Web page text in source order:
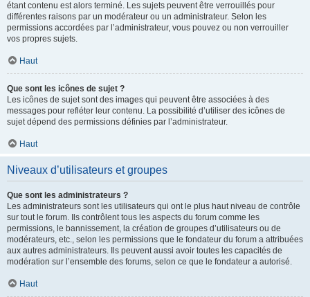
étant contenu est alors terminé. Les sujets peuvent être verrouillés pour
différentes raisons par un modérateur ou un administrateur. Selon les
permissions accordées par l’administrateur, vous pouvez ou non verrouiller
vos propres sujets.
Haut
Que sont les icônes de sujet ?
Les icônes de sujet sont des images qui peuvent être associées à des
messages pour refléter leur contenu. La possibilité d’utiliser des icônes de
sujet dépend des permissions définies par l’administrateur.
Haut
Niveaux d’utilisateurs et groupes
Que sont les administrateurs ?
Les administrateurs sont les utilisateurs qui ont le plus haut niveau de contrôle
sur tout le forum. Ils contrôlent tous les aspects du forum comme les
permissions, le bannissement, la création de groupes d’utilisateurs ou de
modérateurs, etc., selon les permissions que le fondateur du forum a attribuées
aux autres administrateurs. Ils peuvent aussi avoir toutes les capacités de
modération sur l’ensemble des forums, selon ce que le fondateur a autorisé.
Haut